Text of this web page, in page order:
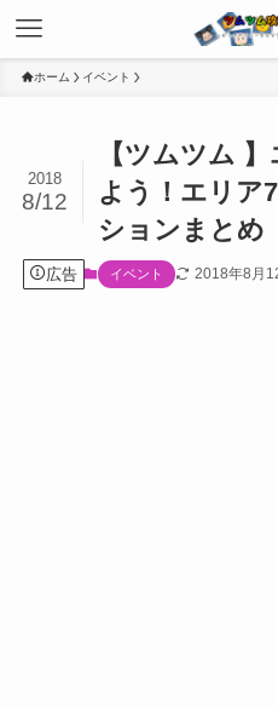
ホーム イベント
【ツムツム
よう！エリア
ションまとめ
2018
8/12
広告 イベント 2018年8月